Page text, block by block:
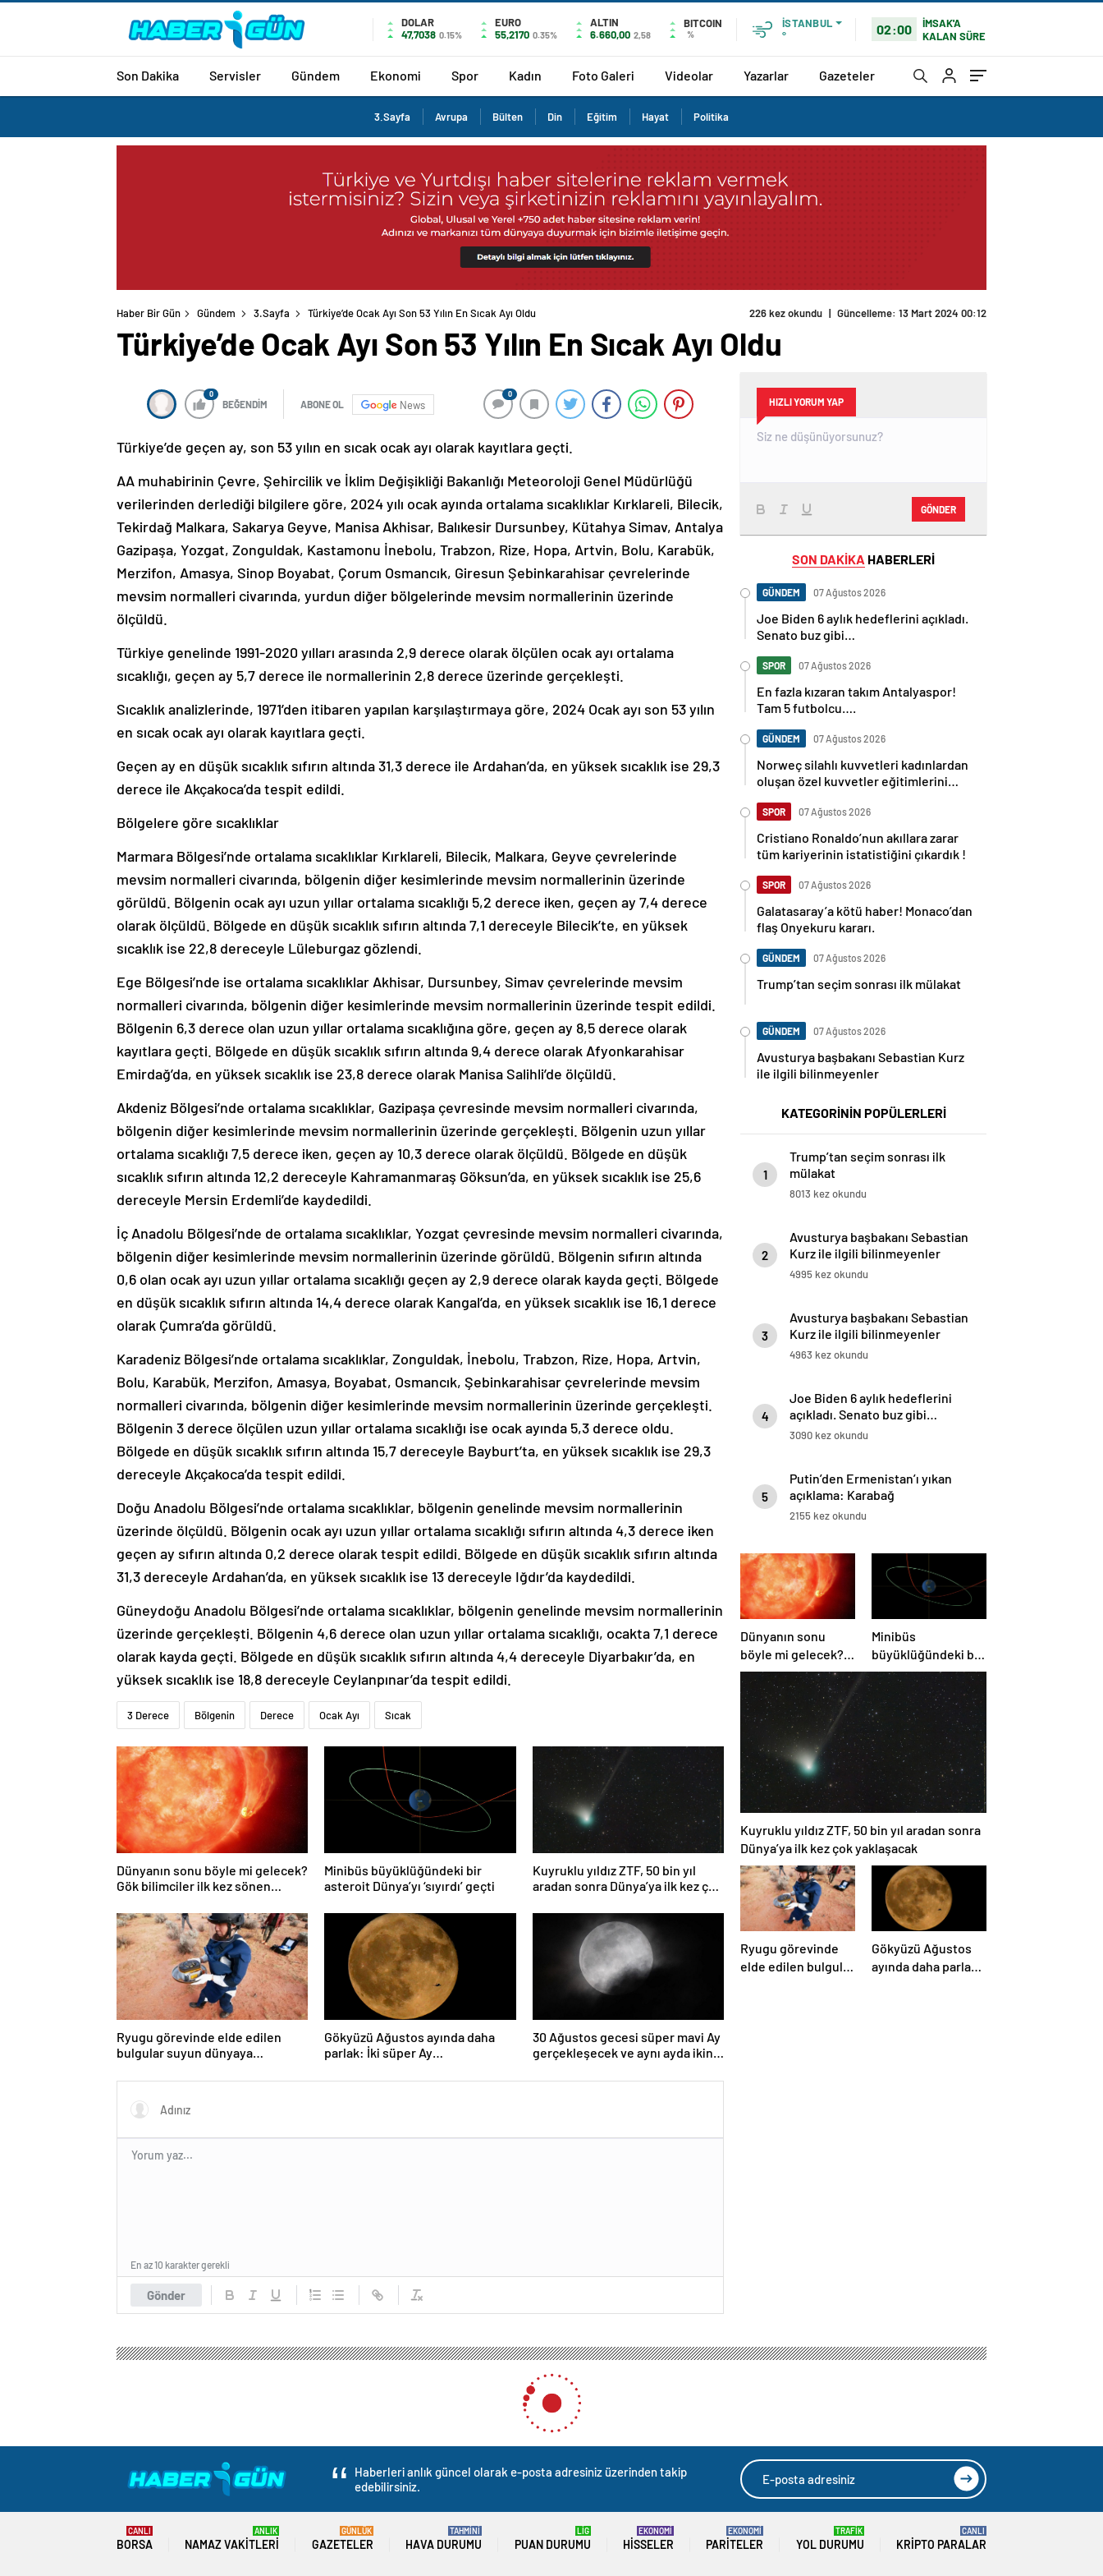
DOLAR
47,7038 0.15%
EURO
55,2170 0.35%
ALTIN
6.660,00 2,58
BITCOIN
%
İSTANBUL
°
02:00
İMSAK'A
KALAN SÜRE
Son Dakika Servisler Gündem Ekonomi Spor Kadın Foto Galeri Videolar Yazarlar Gazeteler
3.Sayfa Avrupa Bülten Din Eğitim Hayat Politika
Haber Bir Gün Gündem 3.Sayfa Türkiye’de Ocak Ayı Son 53 Yılın En Sıcak Ayı Oldu 226 kez okundu | Güncelleme: 13 Mart 2024 00:12
Türkiye’de Ocak Ayı Son 53 Yılın En Sıcak Ayı Oldu
0
BEĞENDİM ABONE OL News
0
Türkiye’de geçen ay, son 53 yılın en sıcak ocak ayı olarak kayıtlara geçti.
AA muhabirinin Çevre, Şehircilik ve İklim Değişikliği Bakanlığı Meteoroloji Genel Müdürlüğü
verilerinden derlediği bilgilere göre, 2024 yılı ocak ayında ortalama sıcaklıklar Kırklareli, Bilecik,
Tekirdağ Malkara, Sakarya Geyve, Manisa Akhisar, Balıkesir Dursunbey, Kütahya Simav, Antalya
Gazipaşa, Yozgat, Zonguldak, Kastamonu İnebolu, Trabzon, Rize, Hopa, Artvin, Bolu, Karabük,
Merzifon, Amasya, Sinop Boyabat, Çorum Osmancık, Giresun Şebinkarahisar çevrelerinde
mevsim normalleri civarında, yurdun diğer bölgelerinde mevsim normallerinin üzerinde
ölçüldü.
Türkiye genelinde 1991-2020 yılları arasında 2,9 derece olarak ölçülen ocak ayı ortalama
sıcaklığı, geçen ay 5,7 derece ile normallerinin 2,8 derece üzerinde gerçekleşti.
Sıcaklık analizlerinde, 1971’den itibaren yapılan karşılaştırmaya göre, 2024 Ocak ayı son 53 yılın
en sıcak ocak ayı olarak kayıtlara geçti.
Geçen ay en düşük sıcaklık sıfırın altında 31,3 derece ile Ardahan’da, en yüksek sıcaklık ise 29,3
derece ile Akçakoca’da tespit edildi.
Bölgelere göre sıcaklıklar
Marmara Bölgesi’nde ortalama sıcaklıklar Kırklareli, Bilecik, Malkara, Geyve çevrelerinde
mevsim normalleri civarında, bölgenin diğer kesimlerinde mevsim normallerinin üzerinde
görüldü. Bölgenin ocak ayı uzun yıllar ortalama sıcaklığı 5,2 derece iken, geçen ay 7,4 derece
olarak ölçüldü. Bölgede en düşük sıcaklık sıfırın altında 7,1 dereceyle Bilecik’te, en yüksek
sıcaklık ise 22,8 dereceyle Lüleburgaz gözlendi.
Ege Bölgesi’nde ise ortalama sıcaklıklar Akhisar, Dursunbey, Simav çevrelerinde mevsim
normalleri civarında, bölgenin diğer kesimlerinde mevsim normallerinin üzerinde tespit edildi.
Bölgenin 6,3 derece olan uzun yıllar ortalama sıcaklığına göre, geçen ay 8,5 derece olarak
kayıtlara geçti. Bölgede en düşük sıcaklık sıfırın altında 9,4 derece olarak Afyonkarahisar
Emirdağ’da, en yüksek sıcaklık ise 23,8 derece olarak Manisa Salihli’de ölçüldü.
Akdeniz Bölgesi’nde ortalama sıcaklıklar, Gazipaşa çevresinde mevsim normalleri civarında,
bölgenin diğer kesimlerinde mevsim normallerinin üzerinde gerçekleşti. Bölgenin uzun yıllar
ortalama sıcaklığı 7,5 derece iken, geçen ay 10,3 derece olarak ölçüldü. Bölgede en düşük
sıcaklık sıfırın altında 12,2 dereceyle Kahramanmaraş Göksun’da, en yüksek sıcaklık ise 25,6
dereceyle Mersin Erdemli’de kaydedildi.
İç Anadolu Bölgesi’nde de ortalama sıcaklıklar, Yozgat çevresinde mevsim normalleri civarında,
bölgenin diğer kesimlerinde mevsim normallerinin üzerinde görüldü. Bölgenin sıfırın altında
0,6 olan ocak ayı uzun yıllar ortalama sıcaklığı geçen ay 2,9 derece olarak kayda geçti. Bölgede
en düşük sıcaklık sıfırın altında 14,4 derece olarak Kangal’da, en yüksek sıcaklık ise 16,1 derece
olarak Çumra’da görüldü.
Karadeniz Bölgesi’nde ortalama sıcaklıklar, Zonguldak, İnebolu, Trabzon, Rize, Hopa, Artvin,
Bolu, Karabük, Merzifon, Amasya, Boyabat, Osmancık, Şebinkarahisar çevrelerinde mevsim
normalleri civarında, bölgenin diğer kesimlerinde mevsim normallerinin üzerinde gerçekleşti.
Bölgenin 3 derece ölçülen uzun yıllar ortalama sıcaklığı ise ocak ayında 5,3 derece oldu.
Bölgede en düşük sıcaklık sıfırın altında 15,7 dereceyle Bayburt’ta, en yüksek sıcaklık ise 29,3
dereceyle Akçakoca’da tespit edildi.
Doğu Anadolu Bölgesi’nde ortalama sıcaklıklar, bölgenin genelinde mevsim normallerinin
üzerinde ölçüldü. Bölgenin ocak ayı uzun yıllar ortalama sıcaklığı sıfırın altında 4,3 derece iken
geçen ay sıfırın altında 0,2 derece olarak tespit edildi. Bölgede en düşük sıcaklık sıfırın altında
31,3 dereceyle Ardahan’da, en yüksek sıcaklık ise 13 dereceyle Iğdır’da kaydedildi.
Güneydoğu Anadolu Bölgesi’nde ortalama sıcaklıklar, bölgenin genelinde mevsim normallerinin
üzerinde gerçekleşti. Bölgenin 4,6 derece olan uzun yıllar ortalama sıcaklığı, ocakta 7,1 derece
olarak kayda geçti. Bölgede en düşük sıcaklık sıfırın altında 4,4 dereceyle Diyarbakır’da, en
yüksek sıcaklık ise 18,8 dereceyle Ceylanpınar’da tespit edildi.
3 Derece Bölgenin Derece Ocak Ayı Sıcak
Dünyanın sonu böyle mi gelecek?
Gök bilimciler ilk kez sönen
oldu
Minibüs büyüklüğündeki bir
asteroit Dünya’yı ‘sıyırdı’ geçti
Kuyruklu yıldız ZTF, 50 bin yıl
aradan sonra Dünya’ya ilk kez çok
Ryugu görevinde elde edilen
bulgular suyun dünyaya
olabileceğini gösteriyor
Gökyüzü Ağustos ayında daha
parlak: İki süper Ay
30 Ağustos gecesi süper mavi Ay
gerçekleşecek ve aynı ayda ikinci
Gönder
En az 10 karakter gerekli
HIZLI YORUM YAP
GÖNDER
SON DAKİKA HABERLERİ
GÜNDEM 07 Ağustos 2026
Joe Biden 6 aylık hedeflerini açıkladı.
Senato buz gibi…
SPOR 07 Ağustos 2026
En fazla kızaran takım Antalyaspor!
Tam 5 futbolcu….
GÜNDEM 07 Ağustos 2026
Norweç silahlı kuvvetleri kadınlardan
oluşan özel kuvvetler eğitimlerini
SPOR 07 Ağustos 2026
Cristiano Ronaldo’nun akıllara zarar
tüm kariyerinin istatistiğini çıkardık !
SPOR 07 Ağustos 2026
Galatasaray’a kötü haber! Monaco’dan
flaş Onyekuru kararı.
GÜNDEM 07 Ağustos 2026
Trump’tan seçim sonrası ilk mülakat
GÜNDEM 07 Ağustos 2026
Avusturya başbakanı Sebastian Kurz
ile ilgili bilinmeyenler
KATEGORİNİN POPÜLERLERİ
1
Trump’tan seçim sonrası ilk
mülakat
8013 kez okundu
2
Avusturya başbakanı Sebastian
Kurz ile ilgili bilinmeyenler
4995 kez okundu
3
Avusturya başbakanı Sebastian
Kurz ile ilgili bilinmeyenler
4963 kez okundu
4
Joe Biden 6 aylık hedeflerini
açıkladı. Senato buz gibi…
3090 kez okundu
5
Putin’den Ermenistan’ı yıkan
açıklama: Karabağ
Azerbaycan’ın ayrılmaz bir
2155 kez okundu
Dünyanın sonu
böyle mi gelecek?
Gök bilimciler ilk
kez sönen yıldızın
gezegeni
yutmasına tanık
oldu
Minibüs
büyüklüğündeki bir
asteroit Dünya’yı
‘sıyırdı’ geçti
Kuyruklu yıldız ZTF, 50 bin yıl aradan sonra
Dünya’ya ilk kez çok yaklaşacak
Ryugu görevinde
elde edilen bulgular
Gökyüzü Ağustos
ayında daha parlak:
Haberleri anlık güncel olarak e-posta adresiniz üzerinden takip
edebilirsiniz.
BORSA
CANLI
NAMAZ VAKITLERI
ANLIK
GAZETELER
GÜNLÜK
HAVA DURUMU
TAHMİNİ
PUAN DURUMU
LİG
HISSELER
EKONOMİ
PARITELER
EKONOMİ
YOL DURUMU
TRAFİK
KRIPTO PARALAR
CANLI